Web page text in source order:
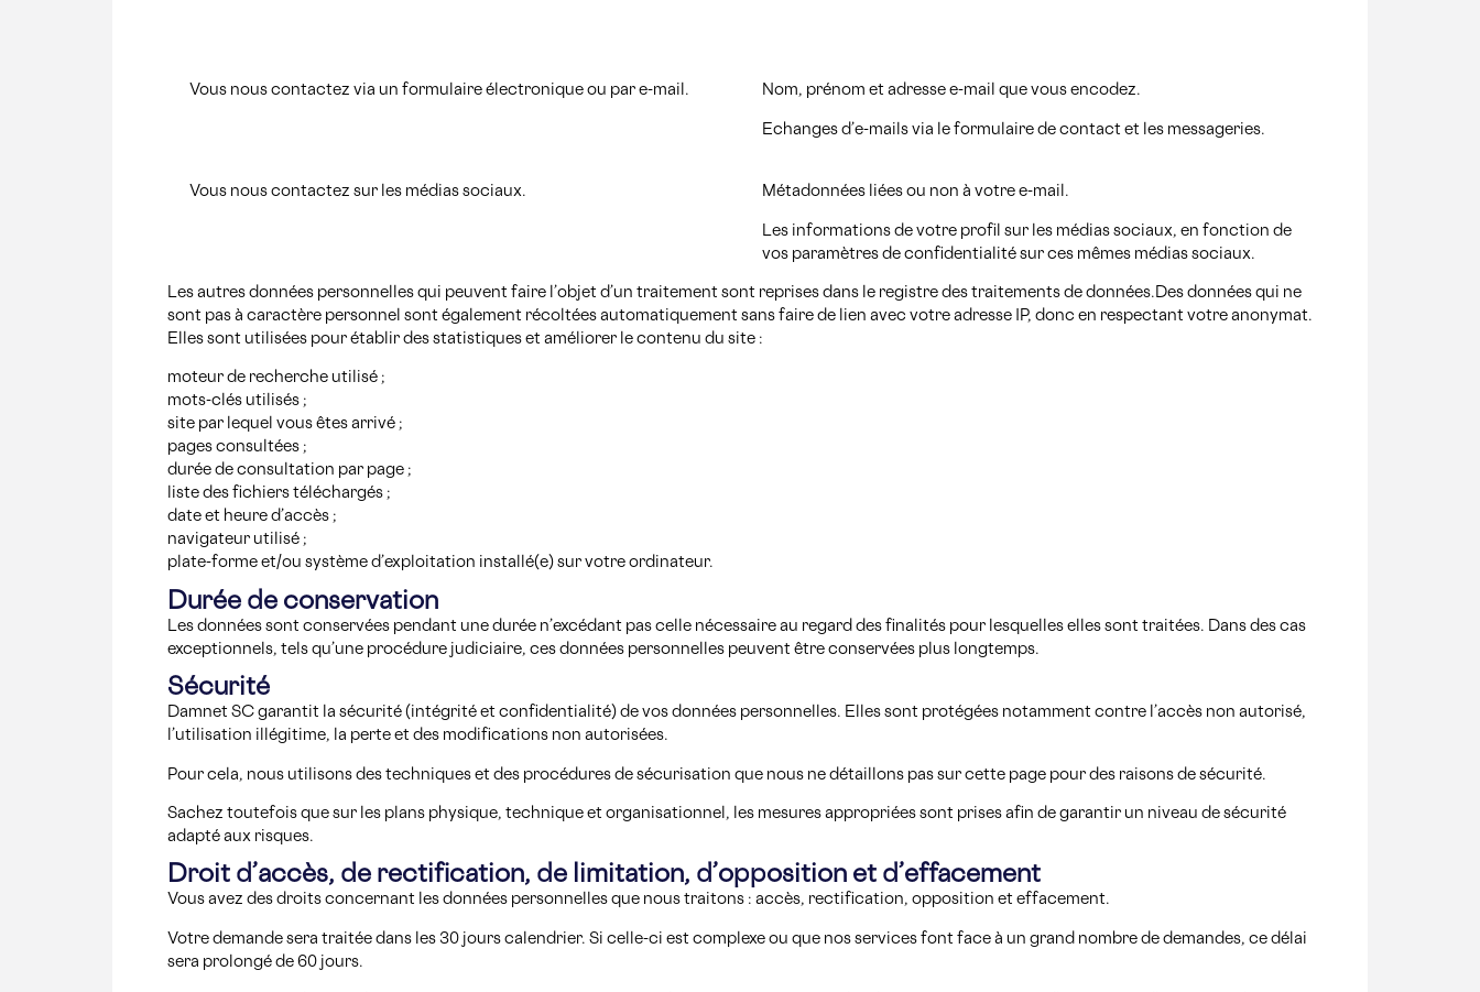
Vous nous contactez via un formulaire électronique ou par e-mail. Nom, prénom et adresse e-mail que vous encodez.
Echanges d’e-mails via le formulaire de contact et les messageries.
Vous nous contactez sur les médias sociaux. Métadonnées liées ou non à votre e-mail.
Les informations de votre profil sur les médias sociaux, en fonction de
vos paramètres de confidentialité sur ces mêmes médias sociaux.
Les autres données personnelles qui peuvent faire l’objet d’un traitement sont reprises dans le registre des traitements de données.Des données qui ne
sont pas à caractère personnel sont également récoltées automatiquement sans faire de lien avec votre adresse IP, donc en respectant votre anonymat.
Elles sont utilisées pour établir des statistiques et améliorer le contenu du site :
moteur de recherche utilisé ;
mots-clés utilisés ;
site par lequel vous êtes arrivé ;
pages consultées ;
durée de consultation par page ;
liste des fichiers téléchargés ;
date et heure d’accès ;
navigateur utilisé ;
plate-forme et/ou système d’exploitation installé(e) sur votre ordinateur.
Durée de conservation
Les données sont conservées pendant une durée n’excédant pas celle nécessaire au regard des finalités pour lesquelles elles sont traitées. Dans des cas
exceptionnels, tels qu’une procédure judiciaire, ces données personnelles peuvent être conservées plus longtemps.
Sécurité
Damnet SC garantit la sécurité (intégrité et confidentialité) de vos données personnelles. Elles sont protégées notamment contre l’accès non autorisé,
l’utilisation illégitime, la perte et des modifications non autorisées.
Pour cela, nous utilisons des techniques et des procédures de sécurisation que nous ne détaillons pas sur cette page pour des raisons de sécurité.
Sachez toutefois que sur les plans physique, technique et organisationnel, les mesures appropriées sont prises afin de garantir un niveau de sécurité
adapté aux risques.
Droit d’accès, de rectification, de limitation, d’opposition et d’effacement
Vous avez des droits concernant les données personnelles que nous traitons : accès, rectification, opposition et effacement.
Votre demande sera traitée dans les 30 jours calendrier. Si celle-ci est complexe ou que nos services font face à un grand nombre de demandes, ce délai
sera prolongé de 60 jours.